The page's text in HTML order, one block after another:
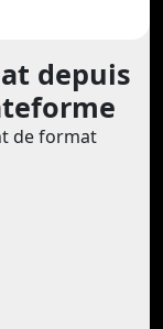
depuis
de format